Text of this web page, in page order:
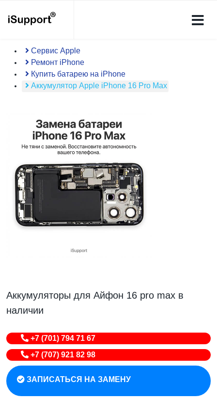
Сервис Apple
Ремонт iPhone
Купить батарею на iPhone
Аккумулятор Apple iPhone 16 Pro Max
Аккумуляторы для Айфон 16 pro max в
наличии
+7 (701) 794 71 67
+7 (707) 921 82 98
ЗАПИСАТЬСЯ НА ЗАМЕНУ